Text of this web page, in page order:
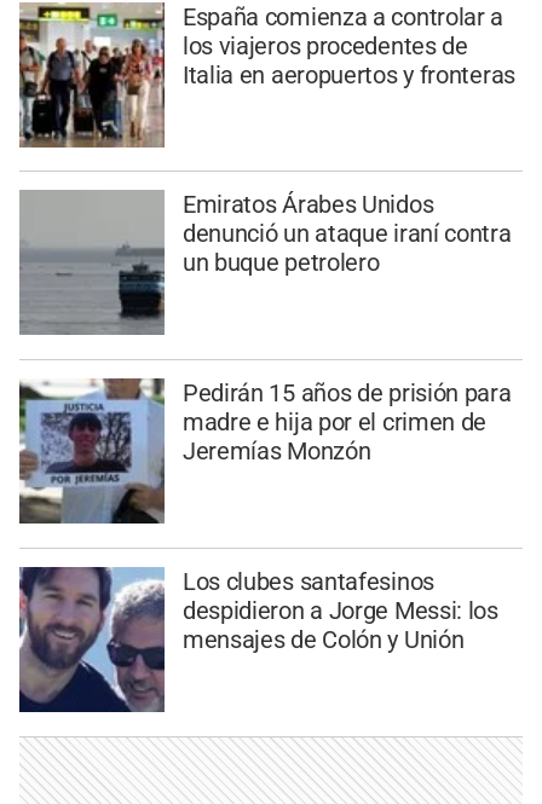
España comienza a controlar a
los viajeros procedentes de
Italia en aeropuertos y fronteras
Emiratos Árabes Unidos
denunció un ataque iraní contra
un buque petrolero
Pedirán 15 años de prisión para
madre e hija por el crimen de
Jeremías Monzón
Los clubes santafesinos
despidieron a Jorge Messi: los
mensajes de Colón y Unión